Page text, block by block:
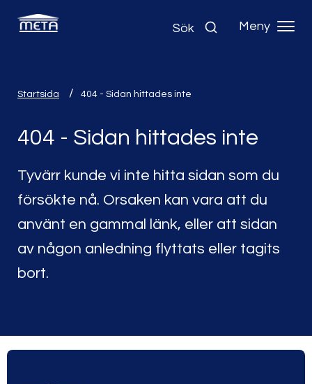
Sök Meny
Startsida 404 - Sidan hittades inte
404 - Sidan hittades inte
Tyvärr kunde vi inte hitta sidan som du
försökte nå. Orsaken kan vara att du
använt en gammal länk, eller att sidan
av någon anledning flyttats eller tagits
bort.